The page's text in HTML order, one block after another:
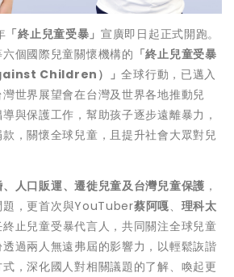
「終止兒童受暴」宣廣即日起正式開跑。
個國際兒童關懷機構的 「終止兒童受暴
Children）」全球行動，已邁入
世界展望會在台灣及世界各地推動兒
與保護工作，幫助孩子逐步遠離暴力，
，關懷全球兒童，且提升社會大眾對兒
、人口販運、遷徙兒童及台灣兒童保護 ，
題，更首次與YouTuber蔡阿嘎、 理科太
止兒童受暴代言人，共同關注全球兒童
過兩人無遠弗屆的影響力，以輕鬆詼諧
，深化國人對相關議題的了解、喚起更